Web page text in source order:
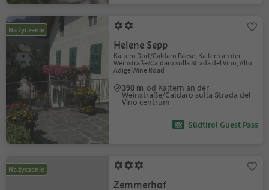
Na życzenie
Helene Sepp
Kaltern Dorf/Caldaro Paese, Kaltern an der
Weinstraße/Caldaro sulla Strada del Vino, Alto
Adige Wine Road
390 m od Kaltern an der
Weinstraße/Caldaro sulla Strada del
Vino centrum
Südtirol Guest Pass
Na życzenie
Zemmerhof